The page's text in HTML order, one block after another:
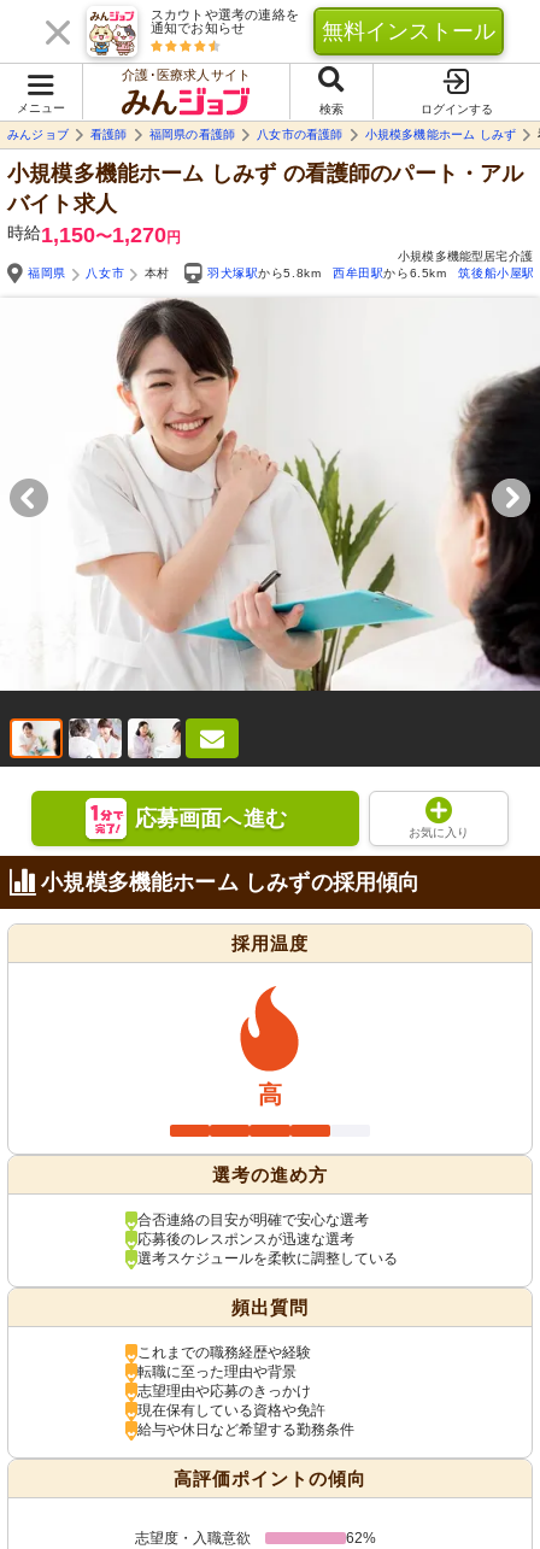
スカウトや選考の連絡を
通知でお知らせ
無料インストール
メニュー
介護･医療求人サイト
検索
ログインする
みんジョブ
看護師 福岡県の看護師 八女市の看護師 小規模多機能ホーム しみず
小規模多機能ホーム しみずの看護師のパート・アル
バイト求人
時給1,150〜1,270円
小規模多機能型居宅介護
福岡県
八女市 本村 羽犬塚駅から5.8km 西牟田駅から6.5km 筑後船小屋駅
応募画面へ進む
お気に入り
小規模多機能ホーム しみずの採用傾向
採用温度
高
選考の進め方
合否連絡の目安が明確で安心な選考
応募後のレスポンスが迅速な選考
選考スケジュールを柔軟に調整している
頻出質問
これまでの職務経歴や経験
転職に至った理由や背景
志望理由や応募のきっかけ
現在保有している資格や免許
給与や休日など希望する勤務条件
高評価ポイントの傾向
志望度・入職意欲
62%